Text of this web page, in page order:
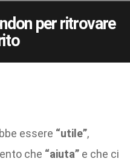
per ritrovare
essere “utile”,
che “aiuta” e che ci